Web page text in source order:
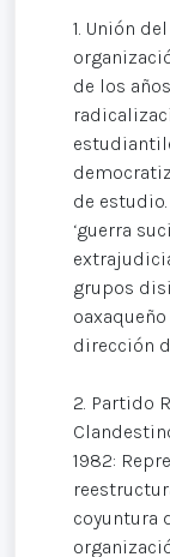
1. Unión del
de los
de
‘guerra
grupos
dirección
2. Partido
1982:
coyuntura